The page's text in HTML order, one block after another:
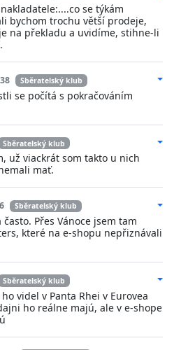
se týkám
bychom trochu větší prodeje,
na překladu a uvidíme, stihne-li
Sběratelský klub
se počítá s pokračováním
Sběratelský klub
už viackrát som takto u nich
mať.
Sběratelský klub
často. Přes Vánoce jsem tam
které na e-shopu nepřiznávali
Sběratelský klub
videl v Panta Rhei v Eurovea
ho reálne majú, ale v e-shope